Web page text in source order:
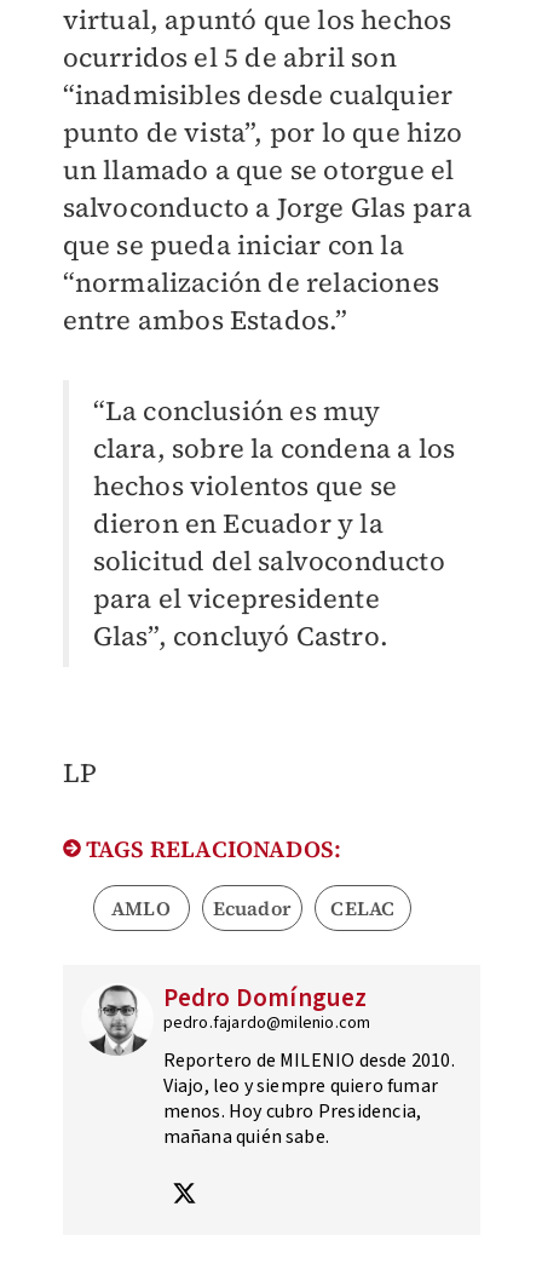
virtual, apuntó que los hechos
ocurridos el 5 de abril son
“inadmisibles desde cualquier
punto de vista”, por lo que hizo
un llamado a que se otorgue el
salvoconducto a Jorge Glas para
que se pueda iniciar con la
“normalización de relaciones
entre ambos Estados.”
“La conclusión es muy
clara, sobre la condena a los
hechos violentos que se
dieron en Ecuador y la
solicitud del salvoconducto
para el vicepresidente
Glas”, concluyó Castro.
​LP
TAGS RELACIONADOS:
AMLO Ecuador CELAC
Pedro Domínguez
pedro.fajardo@milenio.com
Reportero de MILENIO desde 2010.
Viajo, leo y siempre quiero fumar
menos. Hoy cubro Presidencia,
mañana quién sabe.